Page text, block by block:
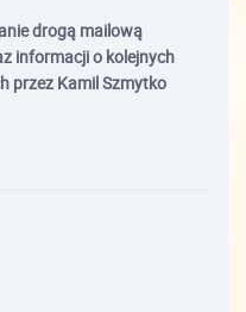
drogą mailową
informacji o kolejnych
przez Kamil Szmytko